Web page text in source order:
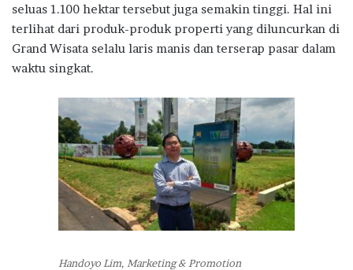
seluas 1.100 hektar tersebut juga semakin tinggi. Hal ini
terlihat dari produk-produk properti yang diluncurkan di
Grand Wisata selalu laris manis dan terserap pasar dalam
waktu singkat.
Handoyo Lim, Marketing & Promotion